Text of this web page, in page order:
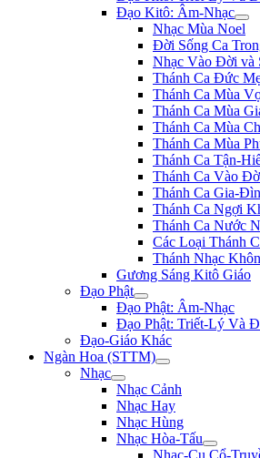
Đạo Kitô: Âm-Nhạc
Nhạc Mùa Noel
Đời Sống Ca
Nhạc Vào Đời và
Thánh Ca Đức
Thánh Ca Mùa
Thánh Ca Mùa
Thánh Ca Mùa
Thánh Ca Mùa
Thánh Ca Tận-
Thánh Ca Vào
Thánh Ca Gia-
Thánh Ca Ngợi
Thánh Ca Nước
Các Loại Thánh
Thánh Nhạc
Gương Sáng Kitô Giáo
Đạo Phật
Đạo Phật: Âm-Nhạc
Đạo Phật: Triết-Lý Và
Đạo-Giáo Khác
Ngàn Hoa (STTM)
Nhạc
Nhạc Cảnh
Nhạc Hay
Nhạc Hùng
Nhạc Hòa-Tấu
Nhạc-Cụ Cổ-